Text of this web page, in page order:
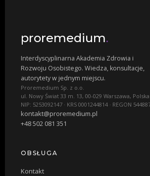
proremedium.
Interdyscyplinarna Akademia Zdrowia i
Rozwoju Osobistego. Wiedza, konsultacje,
autorytety w jednym miejscu.
Proremedium Sp. z o.o.
ul. Nowy Świat 33 m. 13, 00-029 Warszawa, Polska
NIP: 5253092147 · KRS 0001244814 · REGON
kontakt@proremedium.pl
+48 502 081 351
OBSŁUGA
Kontakt